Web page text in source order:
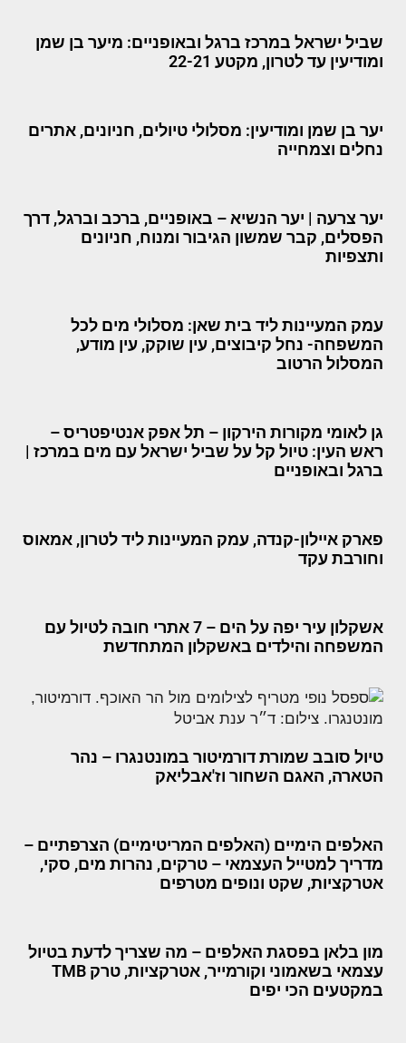
שביל ישראל במרכז ברגל ובאופניים: מיער בן שמן
ומודיעין עד לטרון, מקטע 22-21
יער בן שמן ומודיעין: מסלולי טיולים, חניונים, אתרים
נחלים וצמחייה
יער צרעה | יער הנשיא – באופניים, ברכב וברגל, דרך
הפסלים, קבר שמשון הגיבור ומנוח, חניונים
ותצפיות
עמק המעיינות ליד בית שאן: מסלולי מים לכל
המשפחה- נחל קיבוצים, עין שוקק, עין מודע,
המסלול הרטוב
גן לאומי מקורות הירקון – תל אפק אנטיפטריס –
ראש העין: טיול קל על שביל ישראל עם מים במרכז |
ברגל ובאופניים
פארק איילון-קנדה, עמק המעיינות ליד לטרון, אמאוס
וחורבת עקד
אשקלון עיר יפה על הים – 7 אתרי חובה לטיול עם
המשפחה והילדים באשקלון המתחדשת
טיול סובב שמורת דורמיטור במונטנגרו – נהר
הטארה, האגם השחור וז'אבליאק
האלפים הימיים (האלפים המריטימיים) הצרפתיים –
מדריך למטייל העצמאי – טרקים, נהרות מים, סקי,
אטרקציות, שקט ונופים מטרפים
מון בלאן בפסגת האלפים – מה שצריך לדעת בטיול
עצמאי בשאמוני וקורמייר, אטרקציות, טרק TMB
במקטעים הכי יפים